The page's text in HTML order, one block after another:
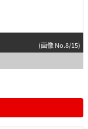
(画像 No.8/15)